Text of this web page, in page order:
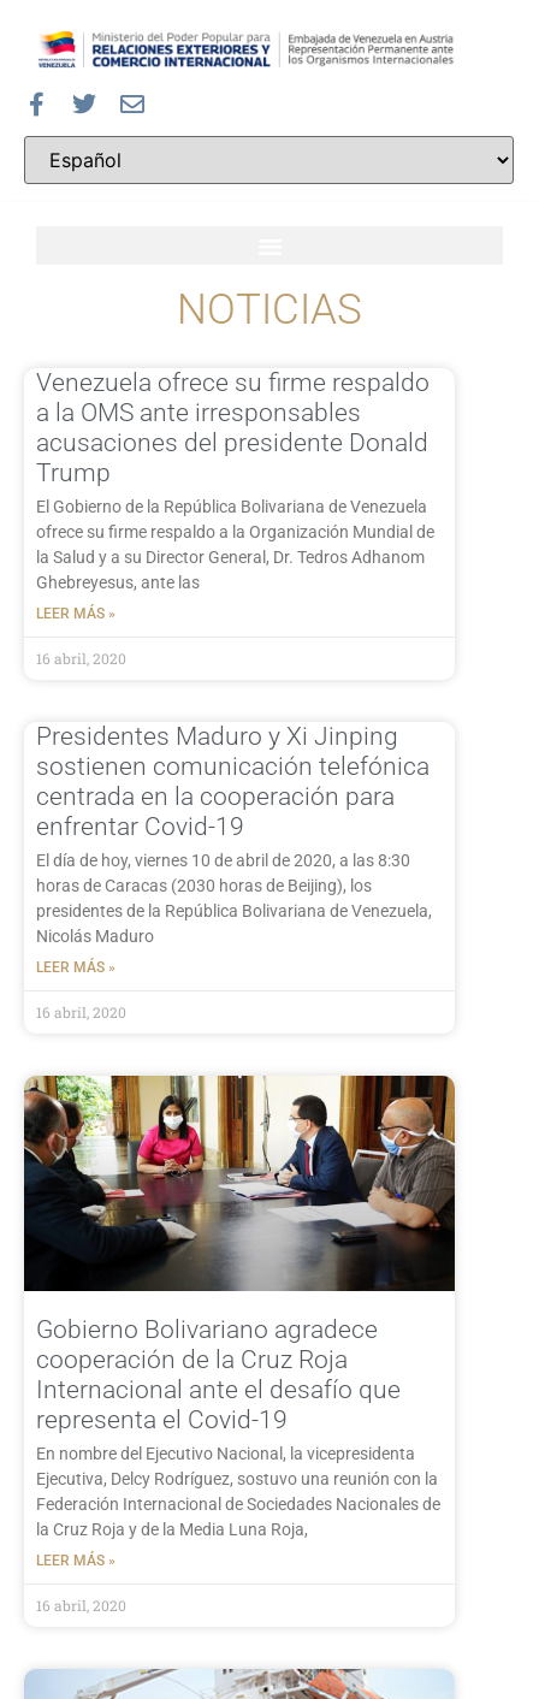
NOTICIAS
Venezuela ofrece su firme respaldo
a la OMS ante irresponsables
acusaciones del presidente Donald
Trump
El Gobierno de la República Bolivariana de Venezuela
ofrece su firme respaldo a la Organización Mundial de
la Salud y a su Director General, Dr. Tedros Adhanom
Ghebreyesus, ante las
LEER MÁS »
16 abril, 2020
Presidentes Maduro y Xi Jinping
sostienen comunicación telefónica
centrada en la cooperación para
enfrentar Covid-19
El día de hoy, viernes 10 de abril de 2020, a las 8:30
horas de Caracas (2030 horas de Beijing), los
presidentes de la República Bolivariana de Venezuela,
Nicolás Maduro
LEER MÁS »
16 abril, 2020
Gobierno Bolivariano agradece
cooperación de la Cruz Roja
Internacional ante el desafío que
representa el Covid-19
En nombre del Ejecutivo Nacional, la vicepresidenta
Ejecutiva, Delcy Rodríguez, sostuvo una reunión con la
Federación Internacional de Sociedades Nacionales de
la Cruz Roja y de la Media Luna Roja,
LEER MÁS »
16 abril, 2020